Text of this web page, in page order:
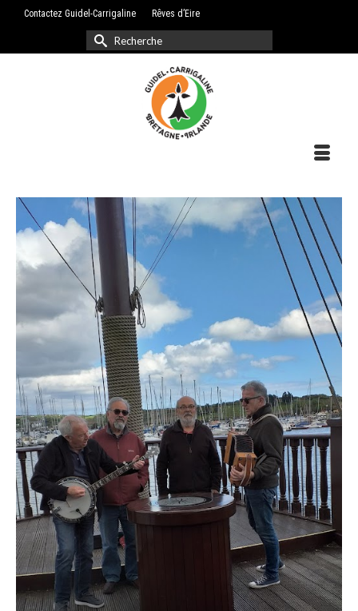
Contactez Guidel-Carrigaline Rêves d’Eire
Rechercher :